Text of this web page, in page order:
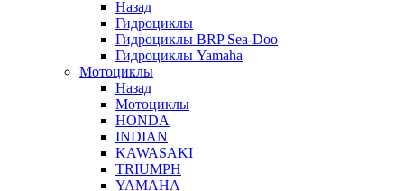
Назад
Гидроциклы
Гидроциклы BRP Sea-Doo
Гидроциклы Yamaha
Мотоциклы
Назад
Мотоциклы
HONDA
INDIAN
KAWASAKI
TRIUMPH
YAMAHA